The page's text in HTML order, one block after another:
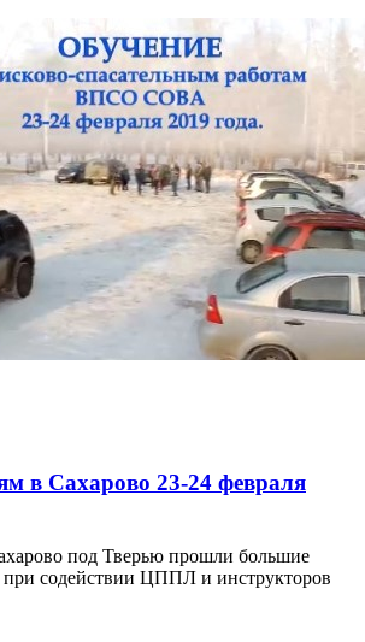
в Сахарово 23-24 февраля
под Тверью прошли большие
содействии ЦППЛ и инструкторов